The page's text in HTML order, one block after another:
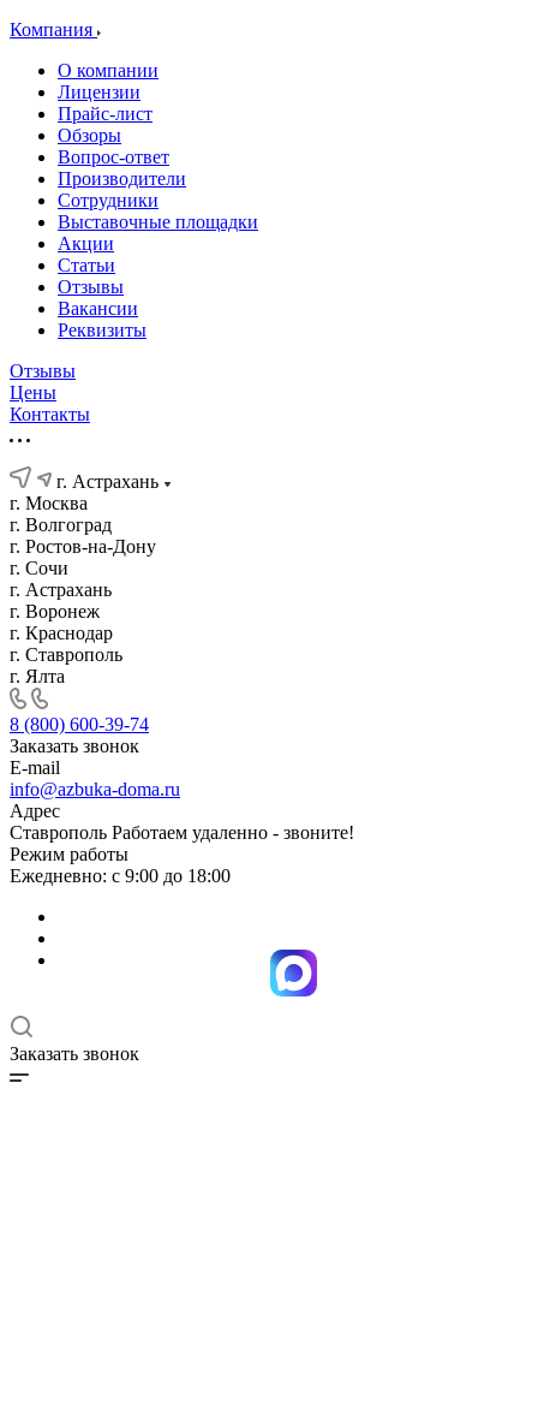
Компания
О компании
Лицензии
Прайс-лист
Обзоры
Вопрос-ответ
Производители
Сотрудники
Выставочные площадки
Акции
Статьи
Отзывы
Вакансии
Реквизиты
Отзывы
Цены
Контакты
г. Астрахань
г. Москва
г. Волгоград
г. Ростов-на-Дону
г. Сочи
г. Астрахань
г. Воронеж
г. Краснодар
г. Ставрополь
г. Ялта
8 (800) 600-39-74
Заказать звонок
E-mail
info@azbuka-doma.ru
Адрес
Ставрополь Работаем удаленно - звоните!
Режим работы
Ежедневно: с 9:00 до 18:00
Заказать звонок